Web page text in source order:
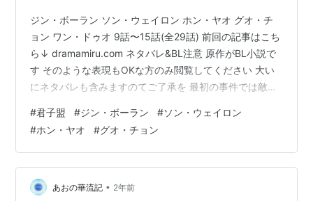
ジン・ボーラン ソン・ウェイロン ホン・ヤオ グオ・チ
ョン ワン・ドゥオ 9話〜15話(全29話) 前回の記事はこち
ら↓ dramamiru.com ネタバレ&BL注意 原作がBL小説で
す そのような表現もOKな方のみ閲覧してください 大い
にネタバレも含みますのてご了承を 最初の事件では敵対
い信頼感が芽生える。 そして張屏は蘭珏の父の事件のこ
とを知りたいと思う。 "鏡花水月"の術を蘭珏に提案し
て、迷った挙げ句に蘭珏が受け入れる。 あんなに疑り深
かったのに蘭珏がよく決心したと思う。 この時にわかっ
たのは謎の女の存在と変わったデザインの笛のこと。 …
#君子盟 #ジン・ボーラン #ソン・ウェイロン
#ホン・ヤオ #グオ・チョン
あおの華流記 • 2年前